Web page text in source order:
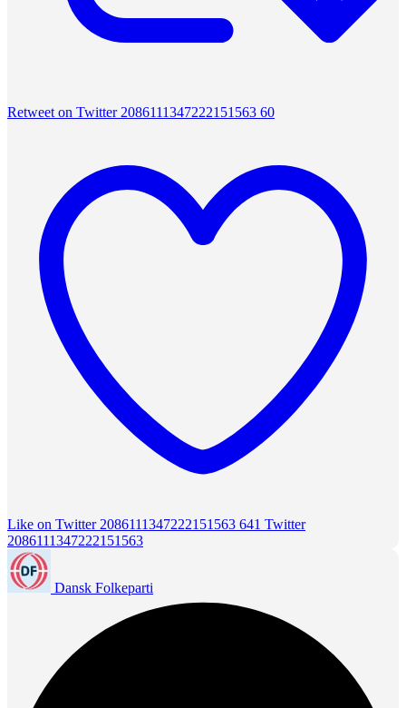
Retweet on Twitter 2086111347222151563 60
Like on Twitter 2086111347222151563 641 Twitter
2086111347222151563
Dansk Folkeparti